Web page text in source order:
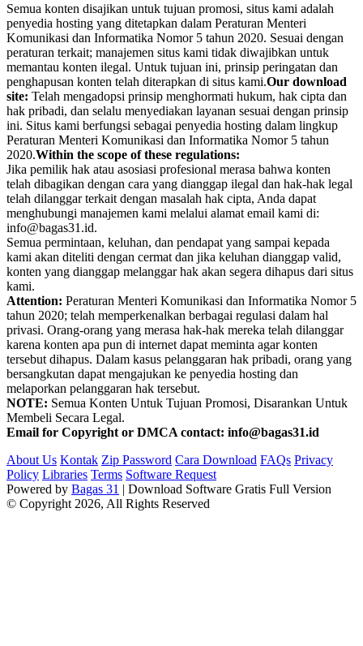
Semua konten disajikan untuk tujuan promosi, situs kami adalah
penyedia hosting yang ditetapkan dalam Peraturan Menteri
Komunikasi dan Informatika Nomor 5 tahun 2020. Sesuai dengan
peraturan terkait; manajemen situs kami tidak diwajibkan untuk
memantau konten ilegal. Untuk tujuan ini, prinsip peringatan dan
penghapusan konten telah diterapkan di situs kami.Our download
site: Telah mengadopsi prinsip menghormati hukum, hak cipta dan
hak pribadi, dan selalu menyediakan layanan sesuai dengan prinsip
ini. Situs kami berfungsi sebagai penyedia hosting dalam lingkup
Peraturan Menteri Komunikasi dan Informatika Nomor 5 tahun
2020.Within the scope of these regulations:
Jika pemilik hak atau asosiasi profesional merasa bahwa konten
telah dibagikan dengan cara yang dianggap ilegal dan hak-hak legal
telah dilanggar terkait dengan masalah hak cipta, Anda dapat
menghubungi manajemen kami melalui alamat email kami di:
info@bagas31.id.
Semua permintaan, keluhan, dan pendapat yang sampai kepada
kami akan diteliti dengan cermat dan jika keluhan dianggap valid,
konten yang dianggap melanggar hak akan segera dihapus dari situs
kami.
Attention: Peraturan Menteri Komunikasi dan Informatika Nomor 5
tahun 2020; telah memperkenalkan berbagai regulasi dalam hal
privasi. Orang-orang yang merasa hak-hak mereka telah dilanggar
karena konten apa pun di internet dapat meminta agar konten
tersebut dihapus. Dalam kasus pelanggaran hak pribadi, orang yang
bersangkutan dapat mengajukan ke penyedia hosting dan
melaporkan pelanggaran hak tersebut.
NOTE: Semua Konten Untuk Tujuan Promosi, Disarankan Untuk
Membeli Secara Legal.
Email for Copyright or DMCA contact: info@bagas31.id
About Us Kontak Zip Password Cara Download FAQs Privacy
Policy Libraries Terms Software Request
Powered by Bagas 31 | Download Software Gratis Full Version
© Copyright 2026, All Rights Reserved